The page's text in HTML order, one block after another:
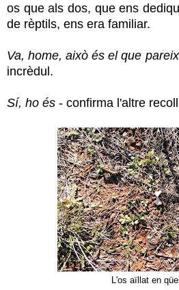
os que als dos, que ens
de rèptils, ens era familiar.
Va, home, això és el que
incrèdul.
Sí, ho és - confirma l'altre
L'os aïllat en